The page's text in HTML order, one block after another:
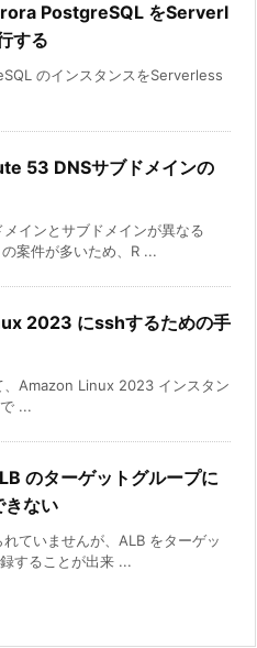
PostgreSQL をServerl
する
のインスタンスをServerless
53 DNSサブドメインの
インとサブドメインが異なる
案件が多いため、R ...
2023 にsshするための手
、Amazon Linux 2023 インスタン
...
のターゲットグループに
きない
ていませんが、ALB をターゲッ
することが出来 ...